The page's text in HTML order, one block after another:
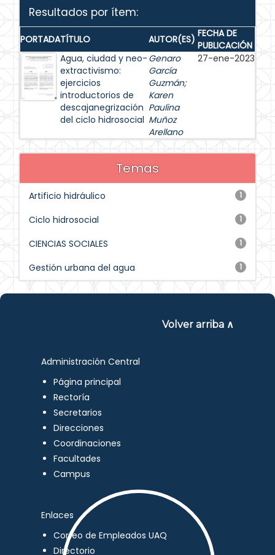
Resultados por ítem:
PORTADATÍTULO AUTOR(ES) FECHA DE
PUBLICACIÓN
Agua, ciudad y neo-
extractivismo:
ejercicios
introductorios de
descajanegrización
del ciclo hidrosocial
Genaro
García
Guzmán;
Karen
Paulina
Muñoz
Arellano
27-ene-2023
Temas
1
Artificio hidráulico
1
Ciclo hidrosocial
1
CIENCIAS SOCIALES
1
Gestión urbana del agua
Volver arriba ∧
Administración Central
Página principal
Rectoría
Secretarios
Direcciones
Coordinaciones
Facultades
Campus
Enlaces
Correo de Empleados UAQ
Directorio